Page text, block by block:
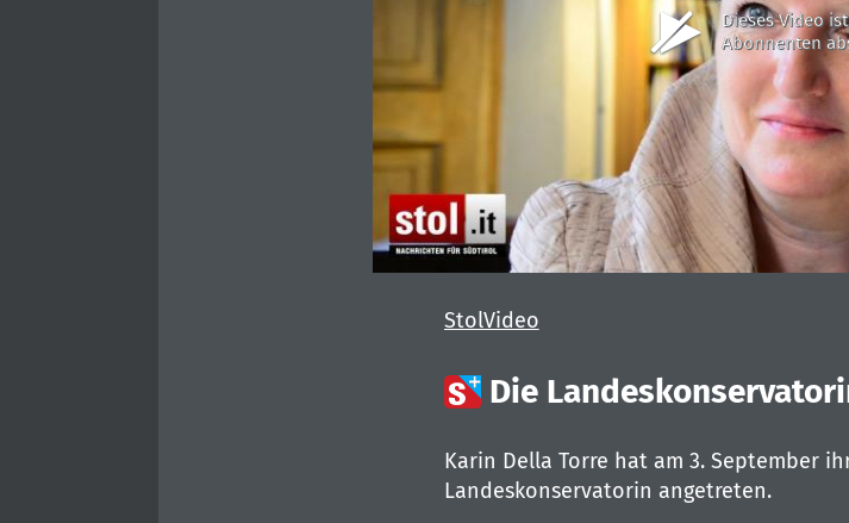
Dieses Video
Abonnenten
StolVideo
 Die
Karin Della Torre hat am 3. September
Landeskonservatorin angetreten.